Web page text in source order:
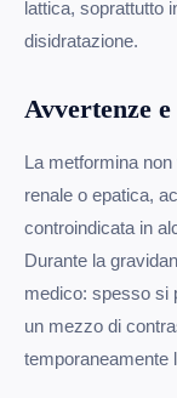
lattica, soprattutto
disidratazione.
Avvertenze
La metformina
renale o epatica,
controindicata in
Durante la
medico: spesso si
un mezzo di
temporaneamente